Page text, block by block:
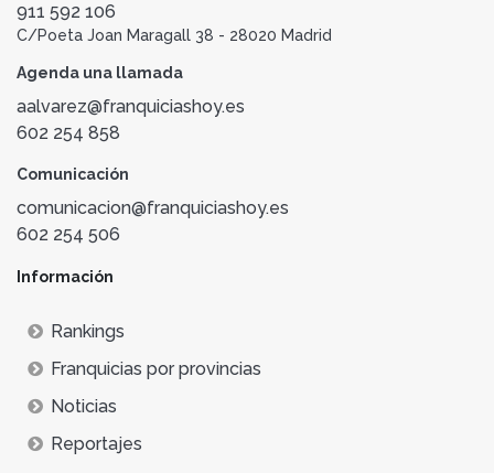
911 592 106
C/Poeta Joan Maragall 38 - 28020 Madrid
Agenda una llamada
aalvarez@franquiciashoy.es
602 254 858
Comunicación
comunicacion@franquiciashoy.es
602 254 506
Información
Rankings
Franquicias por provincias
Noticias
Reportajes